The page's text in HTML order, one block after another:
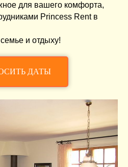
для вашего комфорта,
Princess Rent в
и отдыху!
ДАТЫ